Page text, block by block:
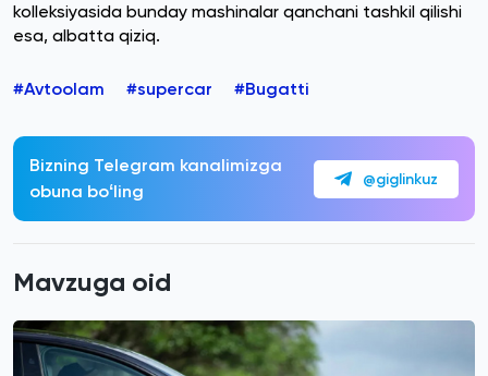
kolleksiyasida bunday mashinalar qanchani tashkil qilishi
esa, albatta qiziq.
#Avtoolam #supercar #Bugatti
Bizning Telegram kanalimizga
obuna boʻling
@giglinkuz
Mavzuga oid